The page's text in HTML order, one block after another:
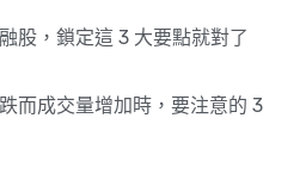
股，鎖定這 3 大要點就對了
而成交量增加時，要注意的 3